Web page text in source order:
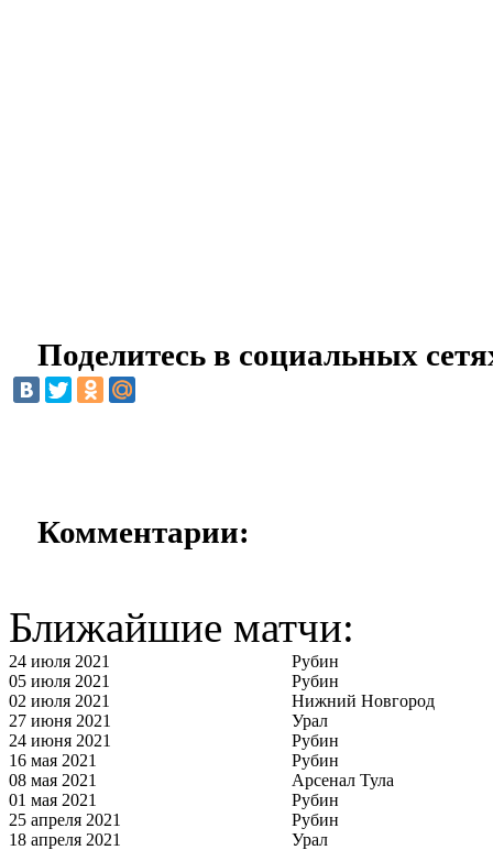
Поделитесь в социальных
Комментарии:
Ближайшие матчи:
24 июля 2021
Рубин
05 июля 2021
Рубин
02 июля 2021
Нижний Новгород
27 июня 2021
Урал
24 июня 2021
Рубин
16 мая 2021
Рубин
08 мая 2021
Арсенал Тула
01 мая 2021
Рубин
25 апреля 2021
Рубин
18 апреля 2021
Урал